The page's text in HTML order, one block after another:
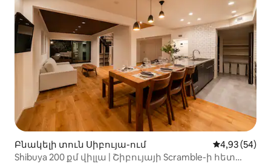
Բնակելի տուն Սիբույա-ում Միջին
4,93 (54)
Shibuya 200 քմ վիլլա | Շիբույայի Scramble-ի հետ